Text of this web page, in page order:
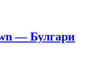
— Булгари